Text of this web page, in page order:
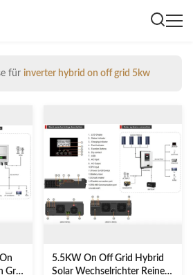
für inverter hybrid on off grid 5kw
Grid
5.5KW On Off Grid Hybrid
Solar Wechselrichter Reine